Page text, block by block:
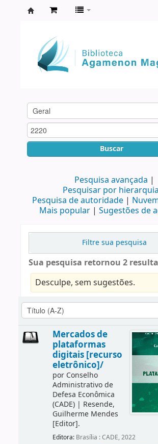
Agamenon
Magalhães
Buscar
Pesquisa avançada
Pesquisar por hierarquia
Pesquisa de autoridade
Mais popular
Sugestões de
Filtre sua pesquisa
Sua pesquisa retornou 2
Desculpe, sem sugestões.
Mercados de
plataformas
digitais [recurso
eletrônico]/
por Conselho
Administrativo de
Defesa Econômica
(CADE)| Resende,
Guilherme Mendes
[Editor].
Editora: Brasília : CADE, 2022